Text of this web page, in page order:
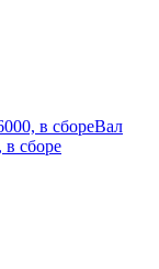
в сбореВал
сборе